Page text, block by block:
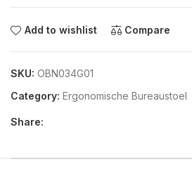
Add to wishlist Compare
SKU: OBN034G01
Category: Ergonomische Bureaustoel
Share: